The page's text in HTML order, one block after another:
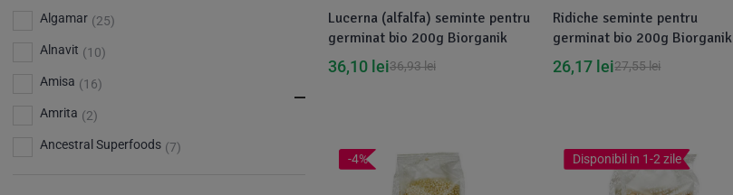
Algamar (25)
Alnavit (10)
Amisa (16)
Amrita (2)
Ancestral Superfoods (7)
Lucerna (alfalfa) seminte pentru
germinat bio 200g Biorganik
36,93lei
36,10 lei
Ridiche seminte pentru
germinat bio 200g Biorganik
27,55lei
26,17 lei
-4% Disponibil in 1-2 zile